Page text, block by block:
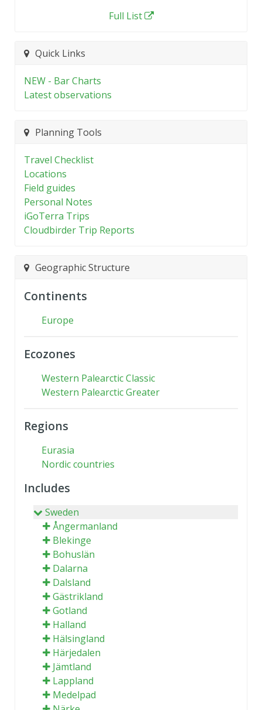
Full List
Quick Links
NEW - Bar Charts
Latest observations
Planning Tools
Travel Checklist
Locations
Field guides
Personal Notes
iGoTerra Trips
Cloudbirder Trip Reports
Geographic Structure
Continents
Europe
Ecozones
Western Palearctic Classic
Western Palearctic Greater
Regions
Eurasia
Nordic countries
Includes
Sweden
Ångermanland
Blekinge
Bohuslän
Dalarna
Dalsland
Gästrikland
Gotland
Halland
Hälsingland
Härjedalen
Jämtland
Lappland
Medelpad